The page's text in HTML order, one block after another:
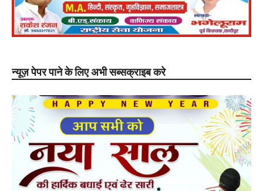
न्यूज़ पेपर पाने के लिए अभी सब्सक्राइब करे